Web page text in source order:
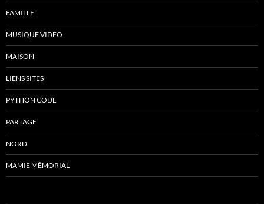
FAMILLE
MUSIQUE VIDEO
MAISON
LIENS SITES
PYTHON CODE
PARTAGE
NORD
MAMIE MÉMORIAL